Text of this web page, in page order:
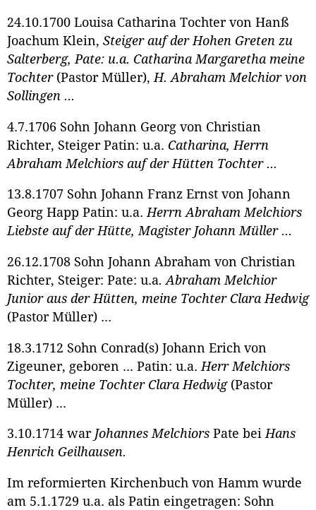
24.10.1700 Louisa Catharina Tochter von Hanß
Joachum Klein, Steiger auf der Hohen Greten zu
Salterberg, Pate: u.a. Catharina Margaretha meine
Tochter(Pastor Müller),H. Abraham Melchior von
Sollingen ...
4.7.1706 Sohn Johann Georg von Christian
Richter, Steiger Patin: u.a. Catharina, Herrn
Abraham Melchiors auf der Hütten Tochter ...
13.8.1707 Sohn Johann Franz Ernst von Johann
Georg Happ Patin: u.a.Herrn Abraham Melchiors
Liebste auf der Hütte, Magister Johann Müller ...
26.12.1708 Sohn Johann Abraham von Christian
Richter, Steiger: Pate: u.a. Abraham Melchior
Junior aus der Hütten, meine Tochter Clara Hedwig
(Pastor Müller) ...
18.3.1712 Sohn Conrad(s) Johann Erich von
Zigeuner, geboren ... Patin: u.a. Herr Melchiors
Tochter, meine Tochter Clara Hedwig (Pastor
Müller) ...
3.10.1714 warJohannes Melchiors Pate beiHans
Henrich Geilhausen.
Im reformierten Kirchenbuch von Hamm wurde
am 5.1.1729 u.a. als Patin eingetragen: Sohn